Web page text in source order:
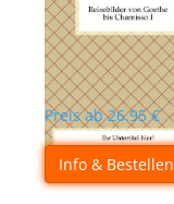
Preis ab26.95 €
Info & Bestellen